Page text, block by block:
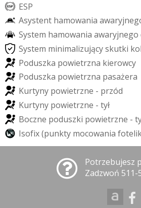
ESP
Asystent hamowania awaryjneg
System hamowania awaryjnego
System minimalizującyskutki kol
Poduszka powietrzna kierowcy
Poduszka powietrzna pasażera
Kurtyny powietrzne - przód
Kurtyny powietrzne - tył
Boczne poduszki powietrzne - t
Isofix(punkty mocowania foteli
Potrzebujesz
Zadzwoń 511-